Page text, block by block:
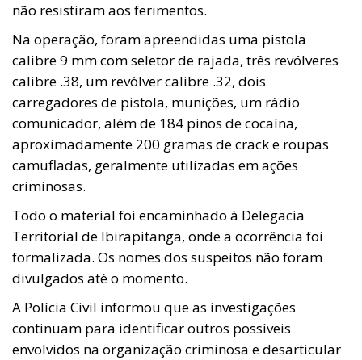
não resistiram aos ferimentos.
Na operação, foram apreendidas uma pistola
calibre 9 mm com seletor de rajada, três revólveres
calibre .38, um revólver calibre .32, dois
carregadores de pistola, munições, um rádio
comunicador, além de 184 pinos de cocaína,
aproximadamente 200 gramas de crack e roupas
camufladas, geralmente utilizadas em ações
criminosas.
Todo o material foi encaminhado à Delegacia
Territorial de Ibirapitanga, onde a ocorrência foi
formalizada. Os nomes dos suspeitos não foram
divulgados até o momento.
A Polícia Civil informou que as investigações
continuam para identificar outros possíveis
envolvidos na organização criminosa e desarticular